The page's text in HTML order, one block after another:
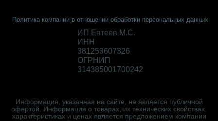
Политика компании в отношении обработки персональных данных
ИП Евтеев М.С.
ИНН
381253607326
ОГРНИП
314385001700242
Информация, указанная на сайте, не является публичной
офертой. Информация о товарах, их технических свойствах,
характеристиках и ценах является предложением компании